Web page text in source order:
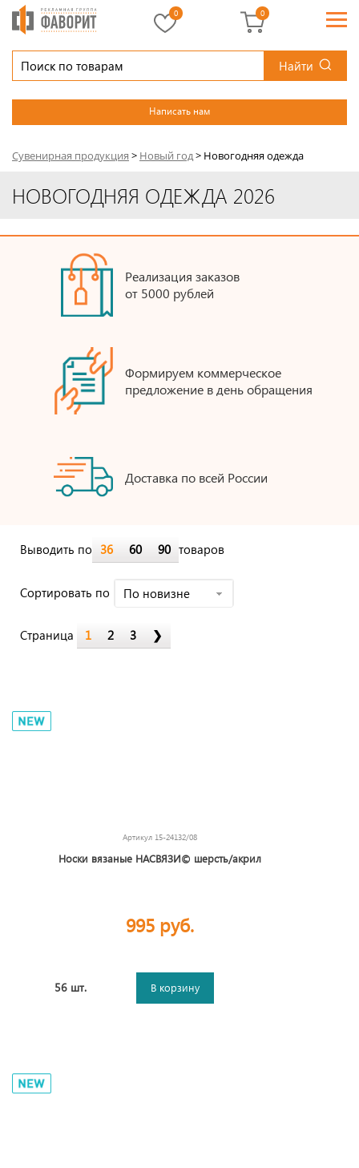
Найти
Написать нам
0 0
Сувенирная продукция > Новый год> Новогодняя одежда
НОВОГОДНЯЯ ОДЕЖДА 2026
Реализация заказов
от 5000 рублей
Формируем коммерческое
предложение в день обращения
Доставка по всей России
Выводить по 36 60 90 товаров
Cортировать по По новизне
Страница 1 2 3 ❯
Артикул 15-24132/08
Носки вязаные НАСВЯЗИ© шерсть/акрил
995 руб.
56 шт. В корзину